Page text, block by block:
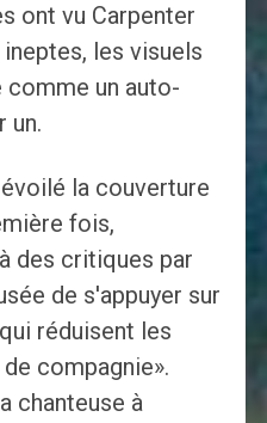
ont vu Carpenter
les visuels
un auto-
un.
la couverture
fois,
des critiques par
de s'appuyer sur
réduisent les
compagnie».
chanteuse à